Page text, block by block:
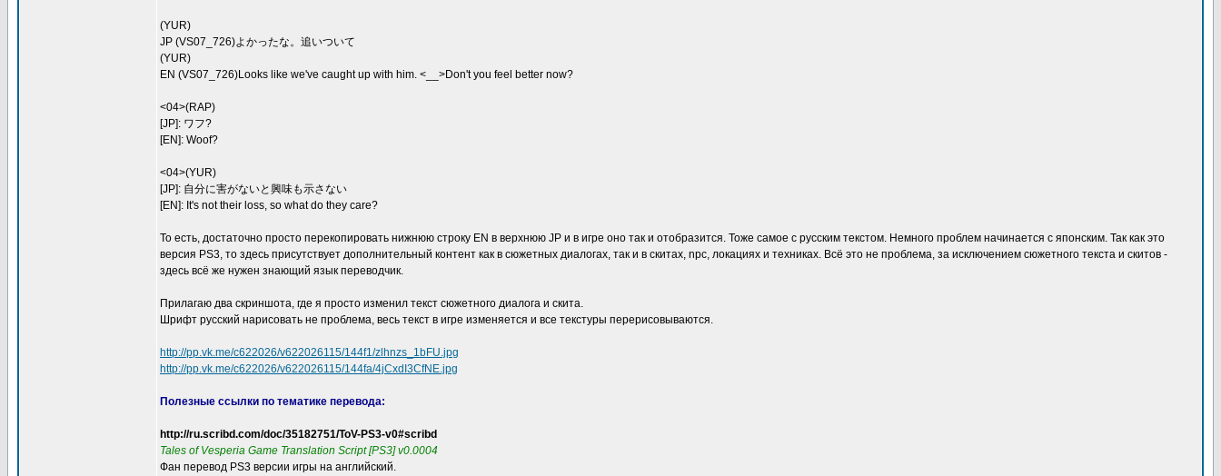
(YUR)
JP (VS07_726)よかったな。追いついて
(YUR)
EN (VS07_726)Looks like we've caught up with him. <__>Don't you feel better now?
<04>(RAP)
[JP]: ワフ?
[EN]: Woof?
<04>(YUR)
[JP]: 自分に害がないと興味も示さない
[EN]: It's not their loss, so what do they care?
То есть, достаточно просто перекопировать нижнюю строку EN в верхнюю JP и в игре оно так и отобразится. Тоже самое с русским текстом. Немного проблем начинается с японским. Так как это
версия PS3, то здесь присутствует дополнительный контент как в сюжетных диалогах, так и в скитах, npc, локациях и техниках. Всё это не проблема, за исключением сюжетного текста и скитов -
здесь всё же нужен знающий язык переводчик.
Прилагаю два скриншота, где я просто изменил текст сюжетного диалога и скита.
Шрифт русский нарисовать не проблема, весь текст в игре изменяется и все текстуры перерисовываются.
http://pp.vk.me/c622026/v622026115/144f1/zlhnzs_1bFU.jpg
http://pp.vk.me/c622026/v622026115/144fa/4jCxdI3CfNE.jpg
Полезные ссылки по тематике перевода:
http://ru.scribd.com/doc/35182751/ToV-PS3-v0#scribd
Tales of Vesperia Game Translation Script [PS3] v0.0004
Фан перевод PS3 версии игры на английский.